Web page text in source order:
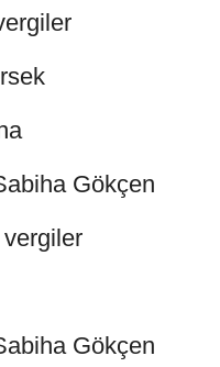
Gökçen
Gökçen